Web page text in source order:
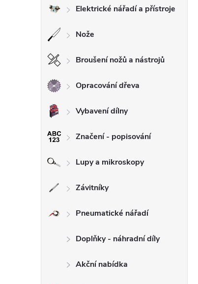
Elektrické nářadí a přístroje
Nože
Broušení nožů a nástrojů
Opracování dřeva
Vybavení dílny
Značení - popisování
Lupy a mikroskopy
Závitníky
Pneumatické nářadí
Doplňky - náhradní díly
Akční nabídka